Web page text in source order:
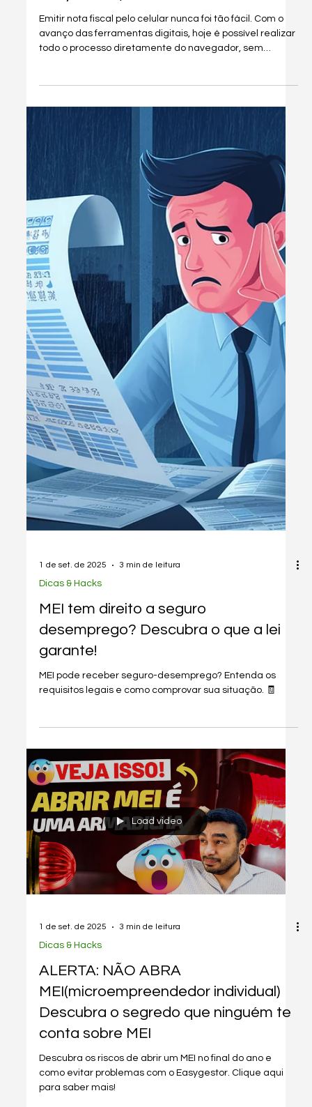
Nota Fiscal
Como Emitir Nota Fiscal pelo Celular
em 2 Minutos (Guia Completo com
EasyGestor)
Emitir nota fiscal pelo celular nunca foi tão fácil. Com o
avanço das ferramentas digitais, hoje é possível realizar
todo o processo diretamente do navegador, sem
precisar instalar nenhum aplicativo ou usar o
computador. O sistema EasyGestor é uma das opções
mais práticas do mercado e permite emitir nota fiscal
eletrônica (NF-e) em menos de dois minutos, com planos
gratuitos e suporte via WhatsApp — mesmo para quem
ainda não é cliente pago.
1 de set. de 2025 3 min de leitura
Dicas & Hacks
desemprego? Descubra o que a lei
garante!
MEI pode receber seguro-desemprego? Entenda os
requisitos legais e como comprovar sua situação. 🧾